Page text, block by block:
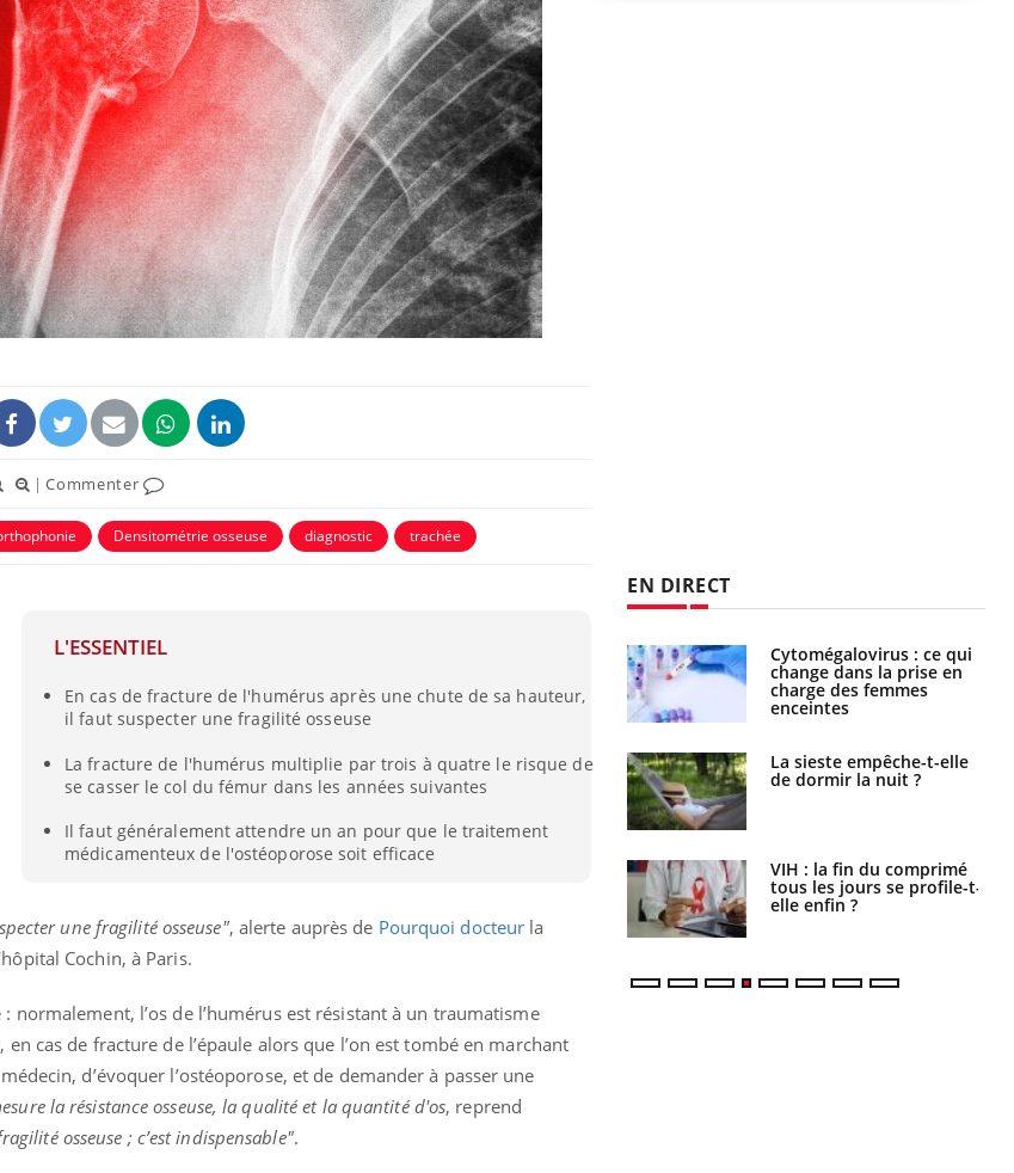
|Commenter
Densitométrie osseuse diagnostic trachée
L'ESSENTIEL
En cas de fracture de l'humérus après une chute de sa hauteur,
il faut suspecter une fragilité osseuse
La fracture de l'humérus multiplie par trois à quatre le risque de
se casser le col du fémur dans les années suivantes
Il faut généralement attendre un an pour que le traitement
médicamenteux de l'ostéoporose soit efficace
une fragilité osseuse", alerte auprès de Pourquoi docteur la
Cochin, à Paris.
normalement, l’os de l’humérus est résistant à un traumatisme
cas de fracture de l’épaule alors que l’on est tombé en marchant
d’évoquer l’ostéoporose, et de demander à passer une
la résistance osseuse, la qualité et la quantité d'os, reprend
osseuse ; c’est indispensable".
EN DIRECT
Cancer colorectal : une
changé la donne au Pays
basque
Chikungunya, dengue,
West Nile : que se passe-
t-il dans le sud de la
Cytomégalovirus : ce qui
change dans la prise en
charge des femmes
enceintes
La sieste empêche-t-elle
de dormir la nuit ?
VIH : la fin du comprimé
tous les jours se profile-t-
elle enfin ?
Pourquoi votre ventre
gâche-t-il les premiers
jours de vos vacances ?
Fortes chaleurs :
pourquoi le risque de
Le Viagra pourrait-il
freiner la propagation du
cancer ?